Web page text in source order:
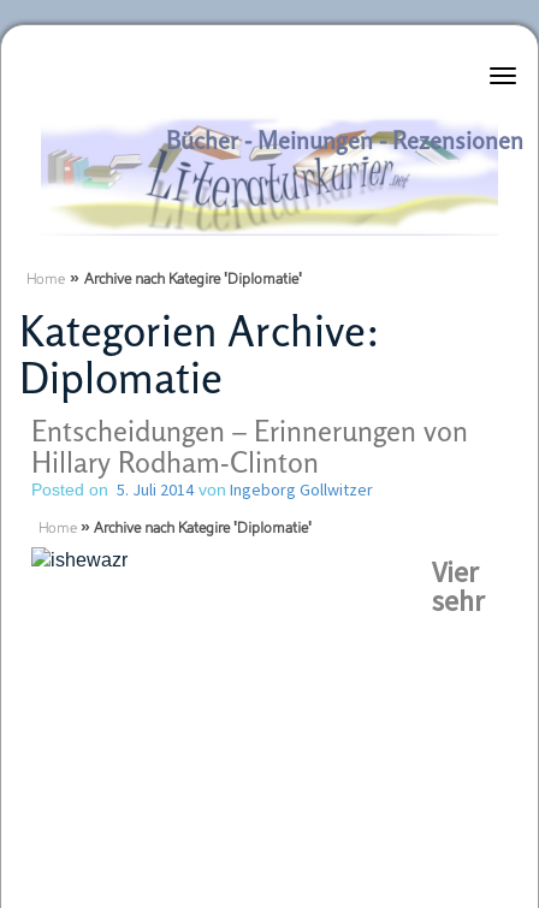
Literaturkurier.net
Bücher - Meinungen - Rezensionen
Home » Archive nach Kategire 'Diplomatie'
Kategorien Archive:
Diplomatie
Entscheidungen – Erinnerungen von
Hillary Rodham-Clinton
Posted on 5. Juli 2014von Ingeborg Gollwitzer
Home » Archive nach Kategire 'Diplomatie'
Vier
sehr